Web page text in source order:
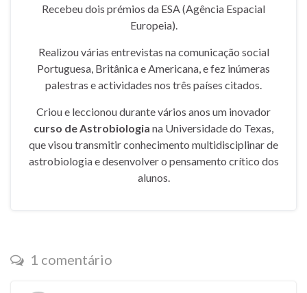
Recebeu dois prémios da ESA (Agência Espacial
Europeia).
Realizou várias entrevistas na comunicação social
Portuguesa, Britânica e Americana, e fez inúmeras
palestras e actividades nos três países citados.
Criou e leccionou durante vários anos um inovador
curso de Astrobiologia na Universidade do Texas,
que visou transmitir conhecimento multidisciplinar de
astrobiologia e desenvolver o pensamento crítico dos
alunos.
1 comentário